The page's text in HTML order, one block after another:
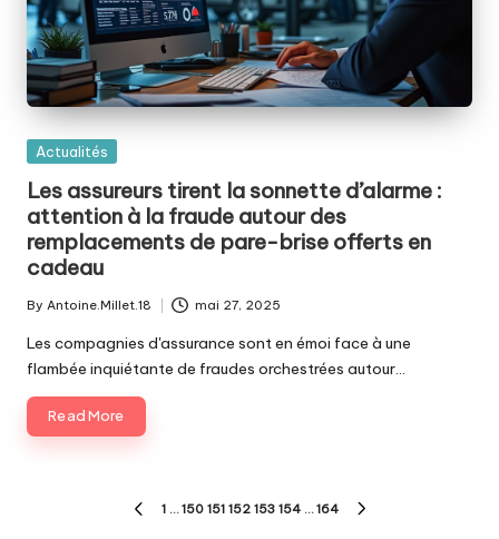
Posted
Actualités
Les assureurs tirent la sonnette d’alarme :
attention à la fraude autour des
remplacements de pare-brise offerts en
cadeau
Posted
by
By Antoine.Millet.18 mai 27, 2025
Les compagnies d'assurance sont en émoi face à une
flambée inquiétante de fraudes orchestrées autour…
Read More
Pagination
PREVIOUS
1 … 150 151 152 153 154 … 164